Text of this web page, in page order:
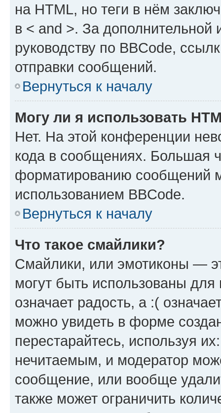
на HTML, но теги в нём
в < and >. За
руководству по BBCode,
отправки сообщений.
Вернуться к началу
Могу ли я использовать
Нет. На этой конференции
кода в сообщениях. Большая
форматированию сообщений
использованием BBCode.
Вернуться к началу
Что такое смайлики?
Смайлики, или эмотиконы —
могут быть использованы
означает радость, а :(
можно увидеть в форме
перестарайтесь, используя
нечитаемым, и модератор
сообщение, или вообще
также может ограничить